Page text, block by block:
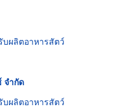
ผลิตอาหารสัตว์
จำกัด
ผลิตอาหารสัตว์